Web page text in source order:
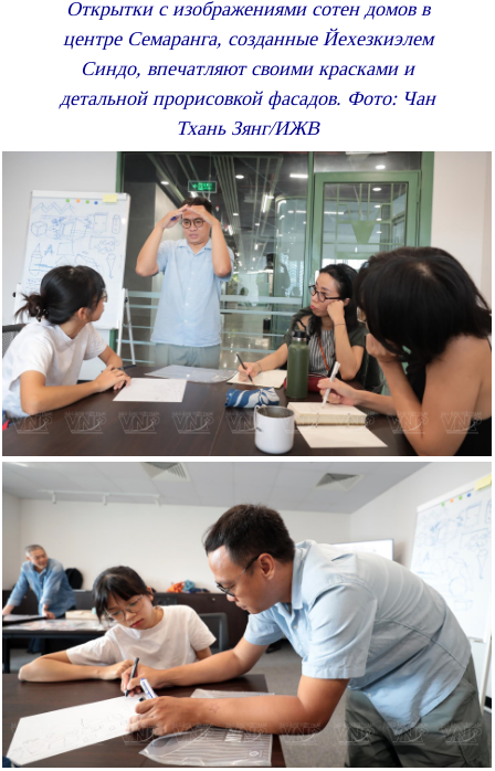
Открытки с изображениями сотен домов в
центре Семаранга, созданные Йехезкиэлем
Синдо, впечатляют своими красками и
детальной прорисовкой фасадов. Фото: Чан
Тхань Зянг/ИЖВ